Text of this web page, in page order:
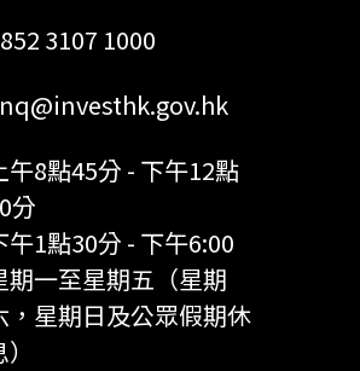
3107 1000
午8點45分 - 下午12點
分
午1點30分 - 下午6:00
期一至星期五（星期
，星期日及公眾假期休